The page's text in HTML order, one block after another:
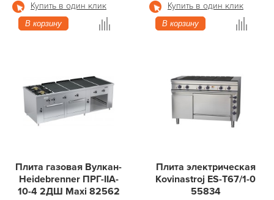
Купить в один клик
В корзину
Купить в один клик
В корзину
Плита газовая Вулкан-
Heidebrenner ПРГ-IIA-
10-4 2ДШ Maxi 82562
Плита электрическая
Kovinastroj ES-Т67/1-0
55834